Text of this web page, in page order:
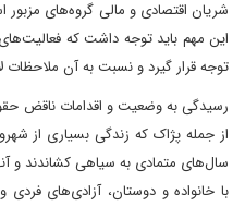
شریان اقتصادی و مالی گروه‌های مزبور
این مهم باید توجه داشت که
توجه قرار گیرد و نسبت به آن ملاحظات
رسیدگی به وضعیت و اقدامات ناقض
از جمله پژاک که زندگی بسیاری از
سال‌های متمادی به سیاهی کشاندند و
با خانواده و دوستان، آزادی‌های